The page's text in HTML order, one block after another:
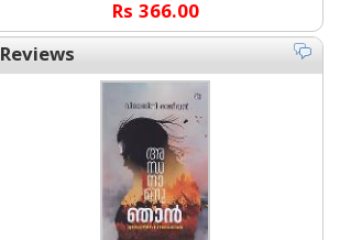
Rs 366.00
Reviews